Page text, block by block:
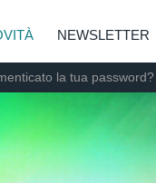
NEWSLETTER
la tua password?